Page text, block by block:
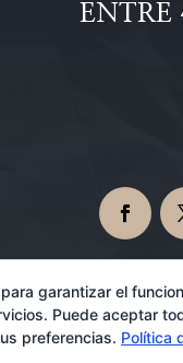
ENTRE
Abogados en
garantizar el
Puede aceptar
preferencias. Política